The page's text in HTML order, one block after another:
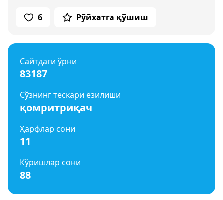
6 Рўйхатга қўшиш
Сайтдаги ўрни
83187
Сўзнинг тескари ёзилиши
қомритриқач
Ҳарфлар сони
11
Кўришлар сони
88